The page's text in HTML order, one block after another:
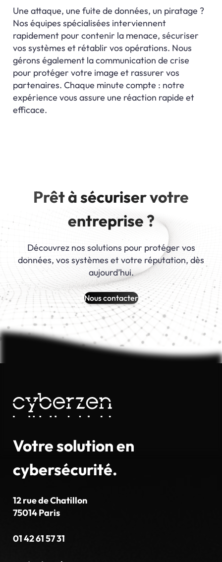
Une attaque, une fuite de données, un piratage ?
Nos équipes spécialisées interviennent
rapidement pour contenir la menace, sécuriser
vos systèmes et rétablir vos opérations. Nous
gérons également la communication de crise
pour protéger votre image et rassurer vos
partenaires. Chaque minute compte : notre
expérience vous assure une réaction rapide et
efficace.
Prêt à sécuriser votre
entreprise ?
Découvrez nos solutions pour protéger vos
données, vos systèmes et votre réputation, dès
aujourd’hui.
Nous contacter
Votre solution en
cybersécurité.
12 rue de Chatillon
75014 Paris
01 42 61 57 31